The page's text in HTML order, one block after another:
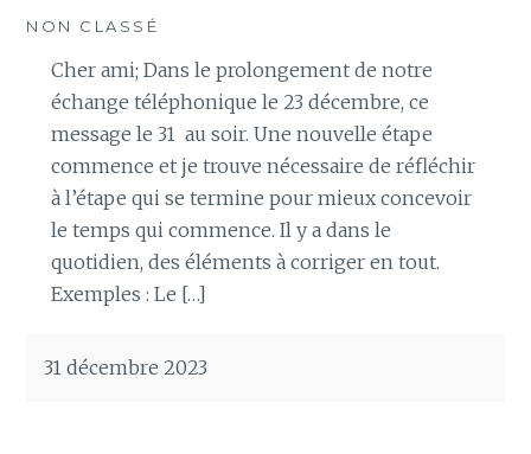
NON CLASSÉ
Cher ami; Dans le prolongement de notre
échange téléphonique le 23 décembre, ce
message le 31 au soir. Une nouvelle étape
commence et je trouve nécessaire de réfléchir
à l’étape qui se termine pour mieux concevoir
le temps qui commence. Il y a dans le
quotidien, des éléments à corriger en tout.
Exemples : Le […]
31 décembre 2023